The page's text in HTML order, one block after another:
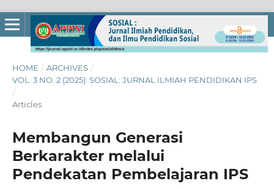
HOME / ARCHIVES /
VOL. 3 NO. 2 (2025): SOSIAL: JURNAL ILMIAH PENDIDIKAN IPS
/
Articles
Membangun Generasi
Berkarakter melalui
Pendekatan Pembelajaran IPS